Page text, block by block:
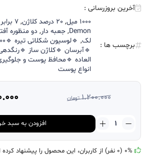
آخرین بروزرسانی :
برچسب ها :
1000 میل , 20 درصد کلاژن , 7 برابر عمق نفوذ رنگ
Demon
, جعبه دار , دو منظوره
لک,
🔹آبرسان 🔹کلاژن ساز
العاده 🔹محافظ پوست و
انواع پوست
1.200.000 تومان
قیمت
اصلی
بود.
قیمت
فعلی
است.
لوسیون
1000
میل
افزودن به سبد